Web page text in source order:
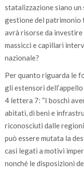
statalizzazione siano
gestione del patrimonio
avrà risorse da
massicci e capillari
nazionale?
Per quanto riguarda le
gli estensori
4 lettera 7: “I boschi
abitati, di beni e
riconosciuti dalle
può essere mutata la
casi legati a motivi
nonché le disposizioni